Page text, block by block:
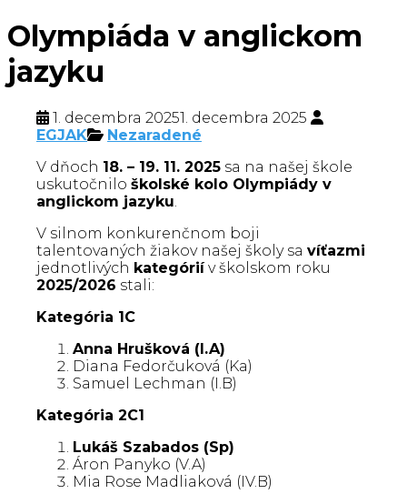
Olympiáda v anglickom
jazyku
1. decembra 20251. decembra 2025
EGJAK
Nezaradené
V dňoch 18. – 19. 11. 2025 sa na našej škole
uskutočnilo školské kolo Olympiády v
anglickom jazyku.
V silnom konkurenčnom boji
talentovaných žiakov našej školy sa víťazmi
jednotlivých kategóriív školskom roku
2025/2026 stali:
Kategória 1C
Anna Hrušková (I.A)
Diana Fedorčuková (Ka)
Samuel Lechman (I.B)
Kategória 2C1
Lukáš Szabados (Sp)
Áron Panyko (V.A)
Mia Rose Madliaková (IV.B)